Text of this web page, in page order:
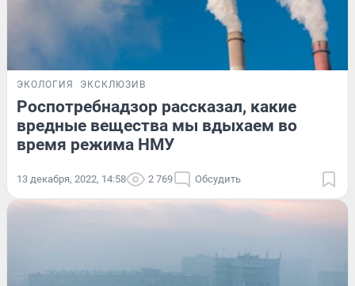
ЭКОЛОГИЯ ЭКСКЛЮЗИВ
Роспотребнадзор рассказал, какие
вредные вещества мы вдыхаем во
время режима НМУ
13 декабря, 2022, 14:58 2 769 Обсудить